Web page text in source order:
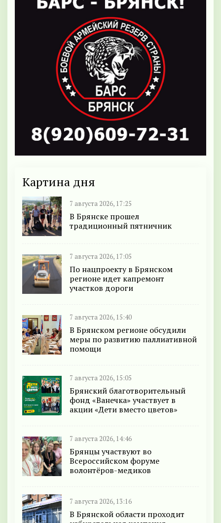
Картина дня
7 августа 2026, 17:25
В Брянске прошел
традиционный пятничник
7 августа 2026, 17:05
По нацпроекту в Брянском
регионе идет капремонт
участков дороги
7 августа 2026, 15:40
В Брянском регионе обсудили
меры по развитию паллиативной
помощи
7 августа 2026, 15:05
Брянский благотворительный
фонд «Ванечка» участвует в
акции «Дети вместо цветов»
7 августа 2026, 14:46
Брянцы участвуют во
Всероссийском форуме
волонтёров-медиков
7 августа 2026, 13:16
В Брянской области проходит